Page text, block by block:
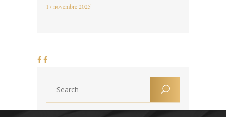
17 novembre 2025